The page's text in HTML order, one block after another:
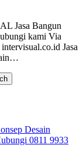
Jasa Bangun
kami Via
Jasa
Desain
0811 9933